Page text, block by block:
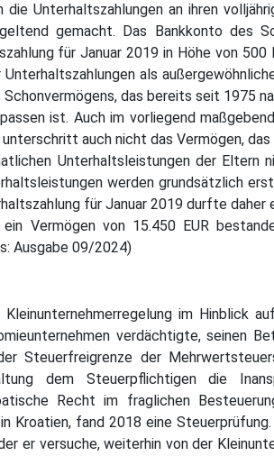
Unterhaltszahlungen an ihren
gemacht. Das Bankkonto des
für Januar 2019 in Höhe von 500
als
das bereits seit 1975
ist. Auch im vorliegend
auch nicht das Vermögen,
Unterhaltsleistungen der Eltern
werden grundsätzlich
für Januar 2019 durfte
Vermögen von 15.450 EUR
Ausgabe 09/2024)
im Hinblick
verdächtigte, seinen
Steuerfreigrenze der
dem Steuerpflichtigen die
Recht im fraglichen
Kroatien, fand 2018 eine
er versuche, weiterhin von der